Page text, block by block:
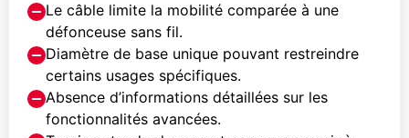
Le câble limite la mobilité comparée à une
défonceuse sans fil.
Diamètre de base unique pouvant restreindre
certains usages spécifiques.
Absence d’informations détaillées sur les
fonctionnalités avancées.